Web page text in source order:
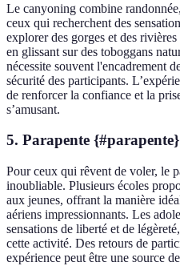
Le canyoning combine
ceux qui recherchent des
explorer des gorges et des
en glissant sur des toboggans
nécessite souvent l'encadrement
sécurité des participants.
de renforcer la confiance et la
s’amusant.
5. Parapente {#parapente}
Pour ceux qui rêvent de voler, le
inoubliable. Plusieurs écoles
aux jeunes, offrant la manière
aériens impressionnants. Les
sensations de liberté et de
cette activité. Des retours de
expérience peut être une source